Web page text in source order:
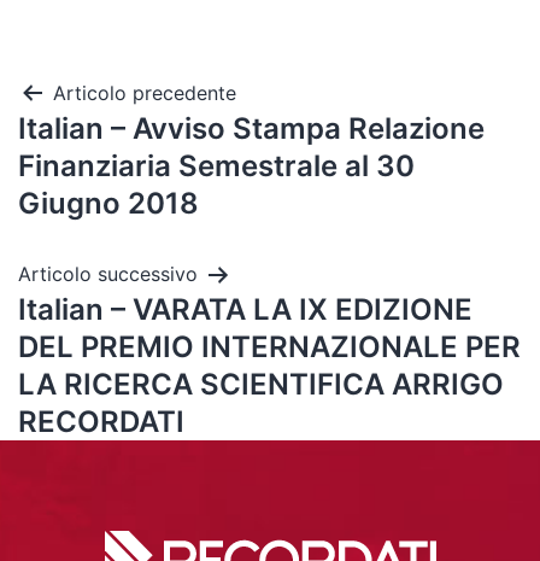
Articolo precedente
Italian – Avviso Stampa Relazione
Finanziaria Semestrale al 30
Giugno 2018
Articolo successivo
Italian – VARATA LA IX EDIZIONE
DEL PREMIO INTERNAZIONALE PER
LA RICERCA SCIENTIFICA ARRIGO
RECORDATI